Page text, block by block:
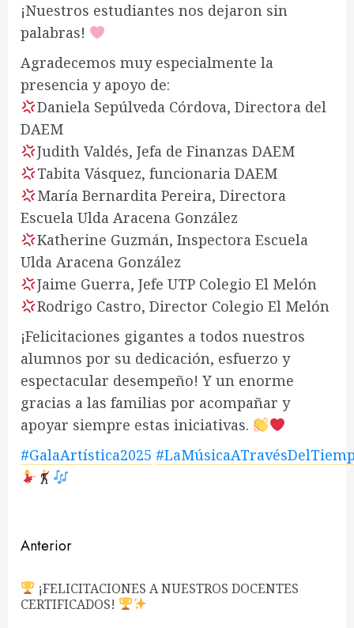
¡Nuestros estudiantes nos dejaron sin
palabras!
Agradecemos muy especialmente la
presencia y apoyo de:
Daniela Sepúlveda Córdova, Directora del
DAEM
Judith Valdés, Jefa de Finanzas DAEM
Tabita Vásquez, funcionaria DAEM
María Bernardita Pereira, Directora
Escuela Ulda Aracena González
Katherine Guzmán, Inspectora Escuela
Ulda Aracena González
Jaime Guerra, Jefe UTP Colegio El Melón
Rodrigo Castro, Director Colegio El Melón
¡Felicitaciones gigantes a todos nuestros
alumnos por su dedicación, esfuerzo y
espectacular desempeño! Y un enorme
gracias a las familias por acompañar y
apoyar siempre estas iniciativas.
#GalaArtística2025
Navegación
de
entradas
Anterior
¡FELICITACIONES A NUESTROS DOCENTES
CERTIFICADOS!